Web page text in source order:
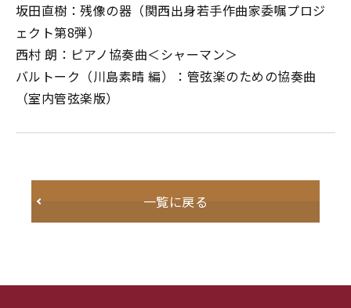
坂田直樹：残像の器（関西出身若手作曲家委嘱プロジ
ェクト第8弾）
西村 朗：ピアノ協奏曲＜シャーマン＞
バルトーク（川島素晴 編）：管弦楽のための協奏曲
（室内管弦楽版）
一覧に戻る